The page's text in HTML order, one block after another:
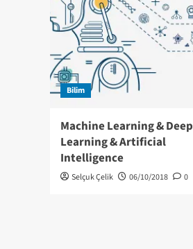
Bilim
Machine Learning & Deep
Learning & Artificial
Intelligence
Selçuk Çelik 06/10/2018 0